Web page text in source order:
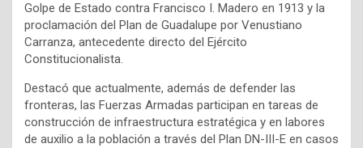
Golpe de Estado contra Francisco I. Madero en 1913 y la
proclamación del Plan de Guadalupe por Venustiano
Carranza, antecedente directo del Ejército
Constitucionalista.
Destacó que actualmente, además de defender las
fronteras, las Fuerzas Armadas participan en tareas de
construcción de infraestructura estratégica y en labores
de auxilio a la población a través del Plan DN-III-E en casos